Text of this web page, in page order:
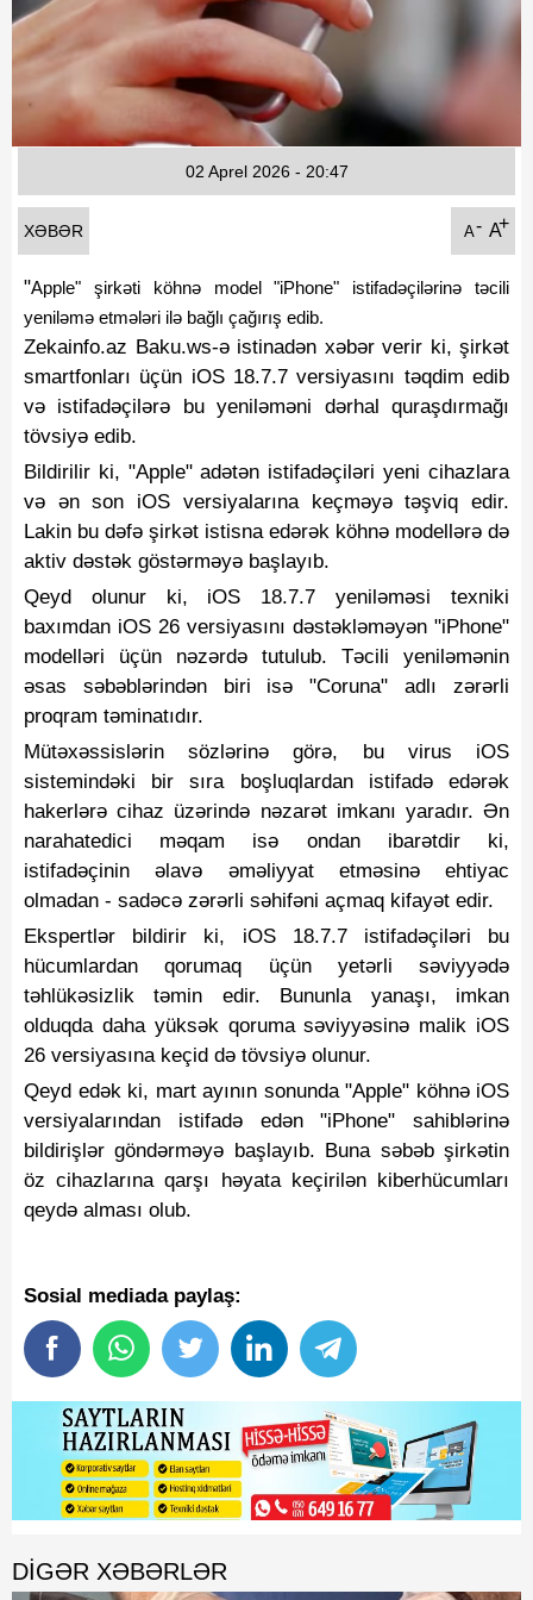
Fotoqaleriya
Reportaj
Qarabag Zəfəri
XƏBƏR A- A+
02 Aprel 2026 - 20:47
"Apple" şirkəti köhnə model "iPhone" istifadəçilərinə təcili
yeniləmə etmələri ilə bağlı çağırış edib.
Zekainfo.az Baku.ws-ə istinadən xəbər verir ki, şirkət
smartfonları üçün iOS 18.7.7 versiyasını təqdim edib
və istifadəçilərə bu yeniləməni dərhal quraşdırmağı
tövsiyə edib.
Bildirilir ki, "Apple" adətən istifadəçiləri yeni cihazlara
və ən son iOS versiyalarına keçməyə təşviq edir.
Lakin bu dəfə şirkət istisna edərək köhnə modellərə də
aktiv dəstək göstərməyə başlayıb.
Qeyd olunur ki, iOS 18.7.7 yeniləməsi texniki
baxımdan iOS 26 versiyasını dəstəkləməyən "iPhone"
modelləri üçün nəzərdə tutulub. Təcili yeniləmənin
əsas səbəblərindən biri isə "Coruna" adlı zərərli
proqram təminatıdır.
Mütəxəssislərin sözlərinə görə, bu virus iOS
sistemindəki bir sıra boşluqlardan istifadə edərək
hakerlərə cihaz üzərində nəzarət imkanı yaradır. Ən
narahatedici məqam isə ondan ibarətdir ki,
istifadəçinin əlavə əməliyyat etməsinə ehtiyac
olmadan - sadəcə zərərli səhifəni açmaq kifayət edir.
Ekspertlər bildirir ki, iOS 18.7.7 istifadəçiləri bu
hücumlardan qorumaq üçün yetərli səviyyədə
təhlükəsizlik təmin edir. Bununla yanaşı, imkan
olduqda daha yüksək qoruma səviyyəsinə malik iOS
26 versiyasına keçid də tövsiyə olunur.
Qeyd edək ki, mart ayının sonunda "Apple" köhnə iOS
versiyalarından istifadə edən "iPhone" sahiblərinə
bildirişlər göndərməyə başlayıb. Buna səbəb şirkətin
öz cihazlarına qarşı həyata keçirilən kiberhücumları
qeydə alması olub.
Sosial mediada paylaş:
DIGƏR XƏBƏRLƏR